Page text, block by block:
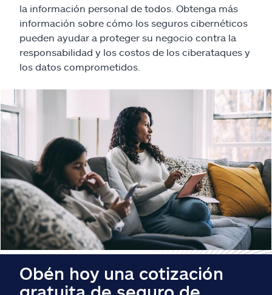
Reclamos
Asistencia y apoyo
Explore Allstate
Ashburn, VA 20146
English
la información personal de todos. Obtenga más
información sobre cómo los seguros cibernéticos
pueden ayudar a proteger su negocio contra la
responsabilidad y los costos de los ciberataques y
los datos comprometidos.
Obén hoy una cotización